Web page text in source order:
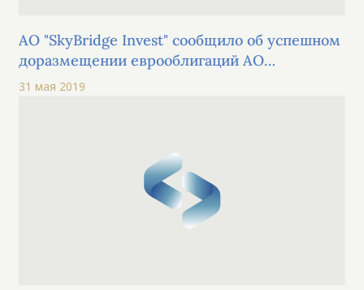
АО "SkyBridge Invest" сообщило об успешном
доразмещении еврооблигаций АО
"Национальная компания "Қазақстан темір
31 мая 2019